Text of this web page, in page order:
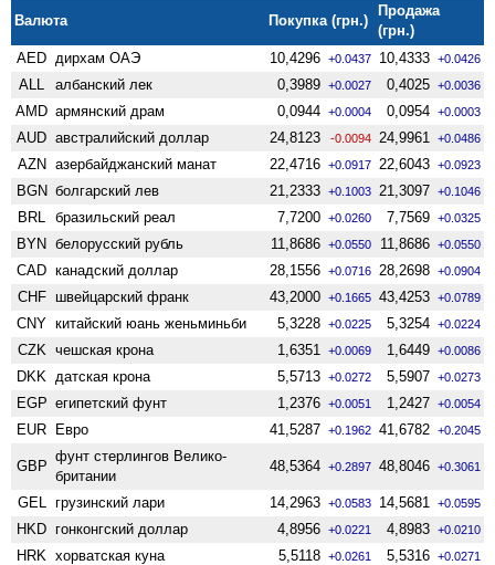
Валюта Покупка (грн.)
Продажа
(грн.)
AED дирхам ОАЭ 10,4296 +0.0437 10,4333 +0.0426
ALL албанский лек 0,3989 +0.0027 0,4025 +0.0036
AMD армянский драм 0,0944 +0.0004 0,0954 +0.0003
AUD австралийский доллар 24,8123 -0.0094 24,9961 +0.0486
AZN азербайджанский манат 22,4716 +0.0917 22,6043 +0.0923
BGN болгарский лев 21,2333 +0.1003 21,3097 +0.1046
BRL бразильский реал 7,7200 +0.0260 7,7569 +0.0325
BYN белорусский рубль 11,8686 +0.0550 11,8686 +0.0550
CAD канадский доллар 28,1556 +0.0716 28,2698 +0.0904
CHF швейцарский франк 43,2000 +0.1665 43,4253 +0.0789
CNY китайский юань женьминьби 5,3228 +0.0225 5,3254 +0.0224
CZK чешская крона 1,6351 +0.0069 1,6449 +0.0086
DKK датская крона 5,5713 +0.0272 5,5907 +0.0273
EGP египетский фунт 1,2376 +0.0051 1,2427 +0.0054
EUR Евро 41,5287 +0.1962 41,6782 +0.2045
GBP
фунт стерлингов Велико­
британии
48,5364 +0.2897 48,8046 +0.3061
GEL грузинский лари 14,2963 +0.0583 14,5681 +0.0595
HKD гонконгский доллар 4,8956 +0.0221 4,8983 +0.0210
HRK хорватская куна 5,5118 +0.0261 5,5316 +0.0271